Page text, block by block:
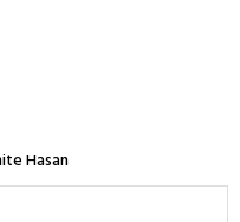
Hasan